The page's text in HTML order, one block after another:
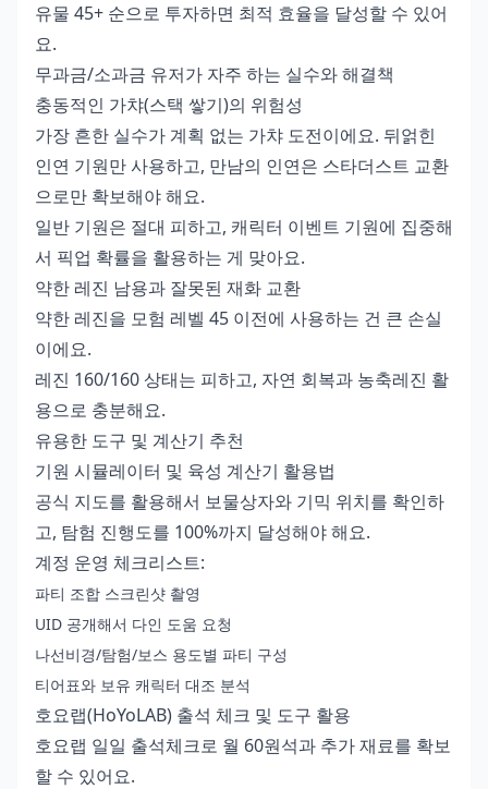
유물 45+ 순으로 투자하면 최적 효율을 달성할 수 있어
요.
무과금/소과금 유저가 자주 하는 실수와 해결책
충동적인 가챠(스택 쌓기)의 위험성
가장 흔한 실수가 계획 없는 가챠 도전이에요. 뒤얽힌
인연 기원만 사용하고, 만남의 인연은 스타더스트 교환
으로만 확보해야 해요.
일반 기원은 절대 피하고, 캐릭터 이벤트 기원에 집중해
서 픽업 확률을 활용하는 게 맞아요.
약한 레진 남용과 잘못된 재화 교환
약한 레진을 모험 레벨 45 이전에 사용하는 건 큰 손실
이에요.
레진 160/160 상태는 피하고, 자연 회복과 농축레진 활
용으로 충분해요.
유용한 도구 및 계산기 추천
기원 시뮬레이터 및 육성 계산기 활용법
공식 지도를 활용해서 보물상자와 기믹 위치를 확인하
고, 탐험 진행도를 100%까지 달성해야 해요.
계정 운영 체크리스트:
파티 조합 스크린샷 촬영
UID 공개해서 다인 도움 요청
나선비경/탐험/보스 용도별 파티 구성
티어표와 보유 캐릭터 대조 분석
호요랩(HoYoLAB) 출석 체크 및 도구 활용
호요랩 일일 출석체크로 월 60원석과 추가 재료를 확보
할 수 있어요.